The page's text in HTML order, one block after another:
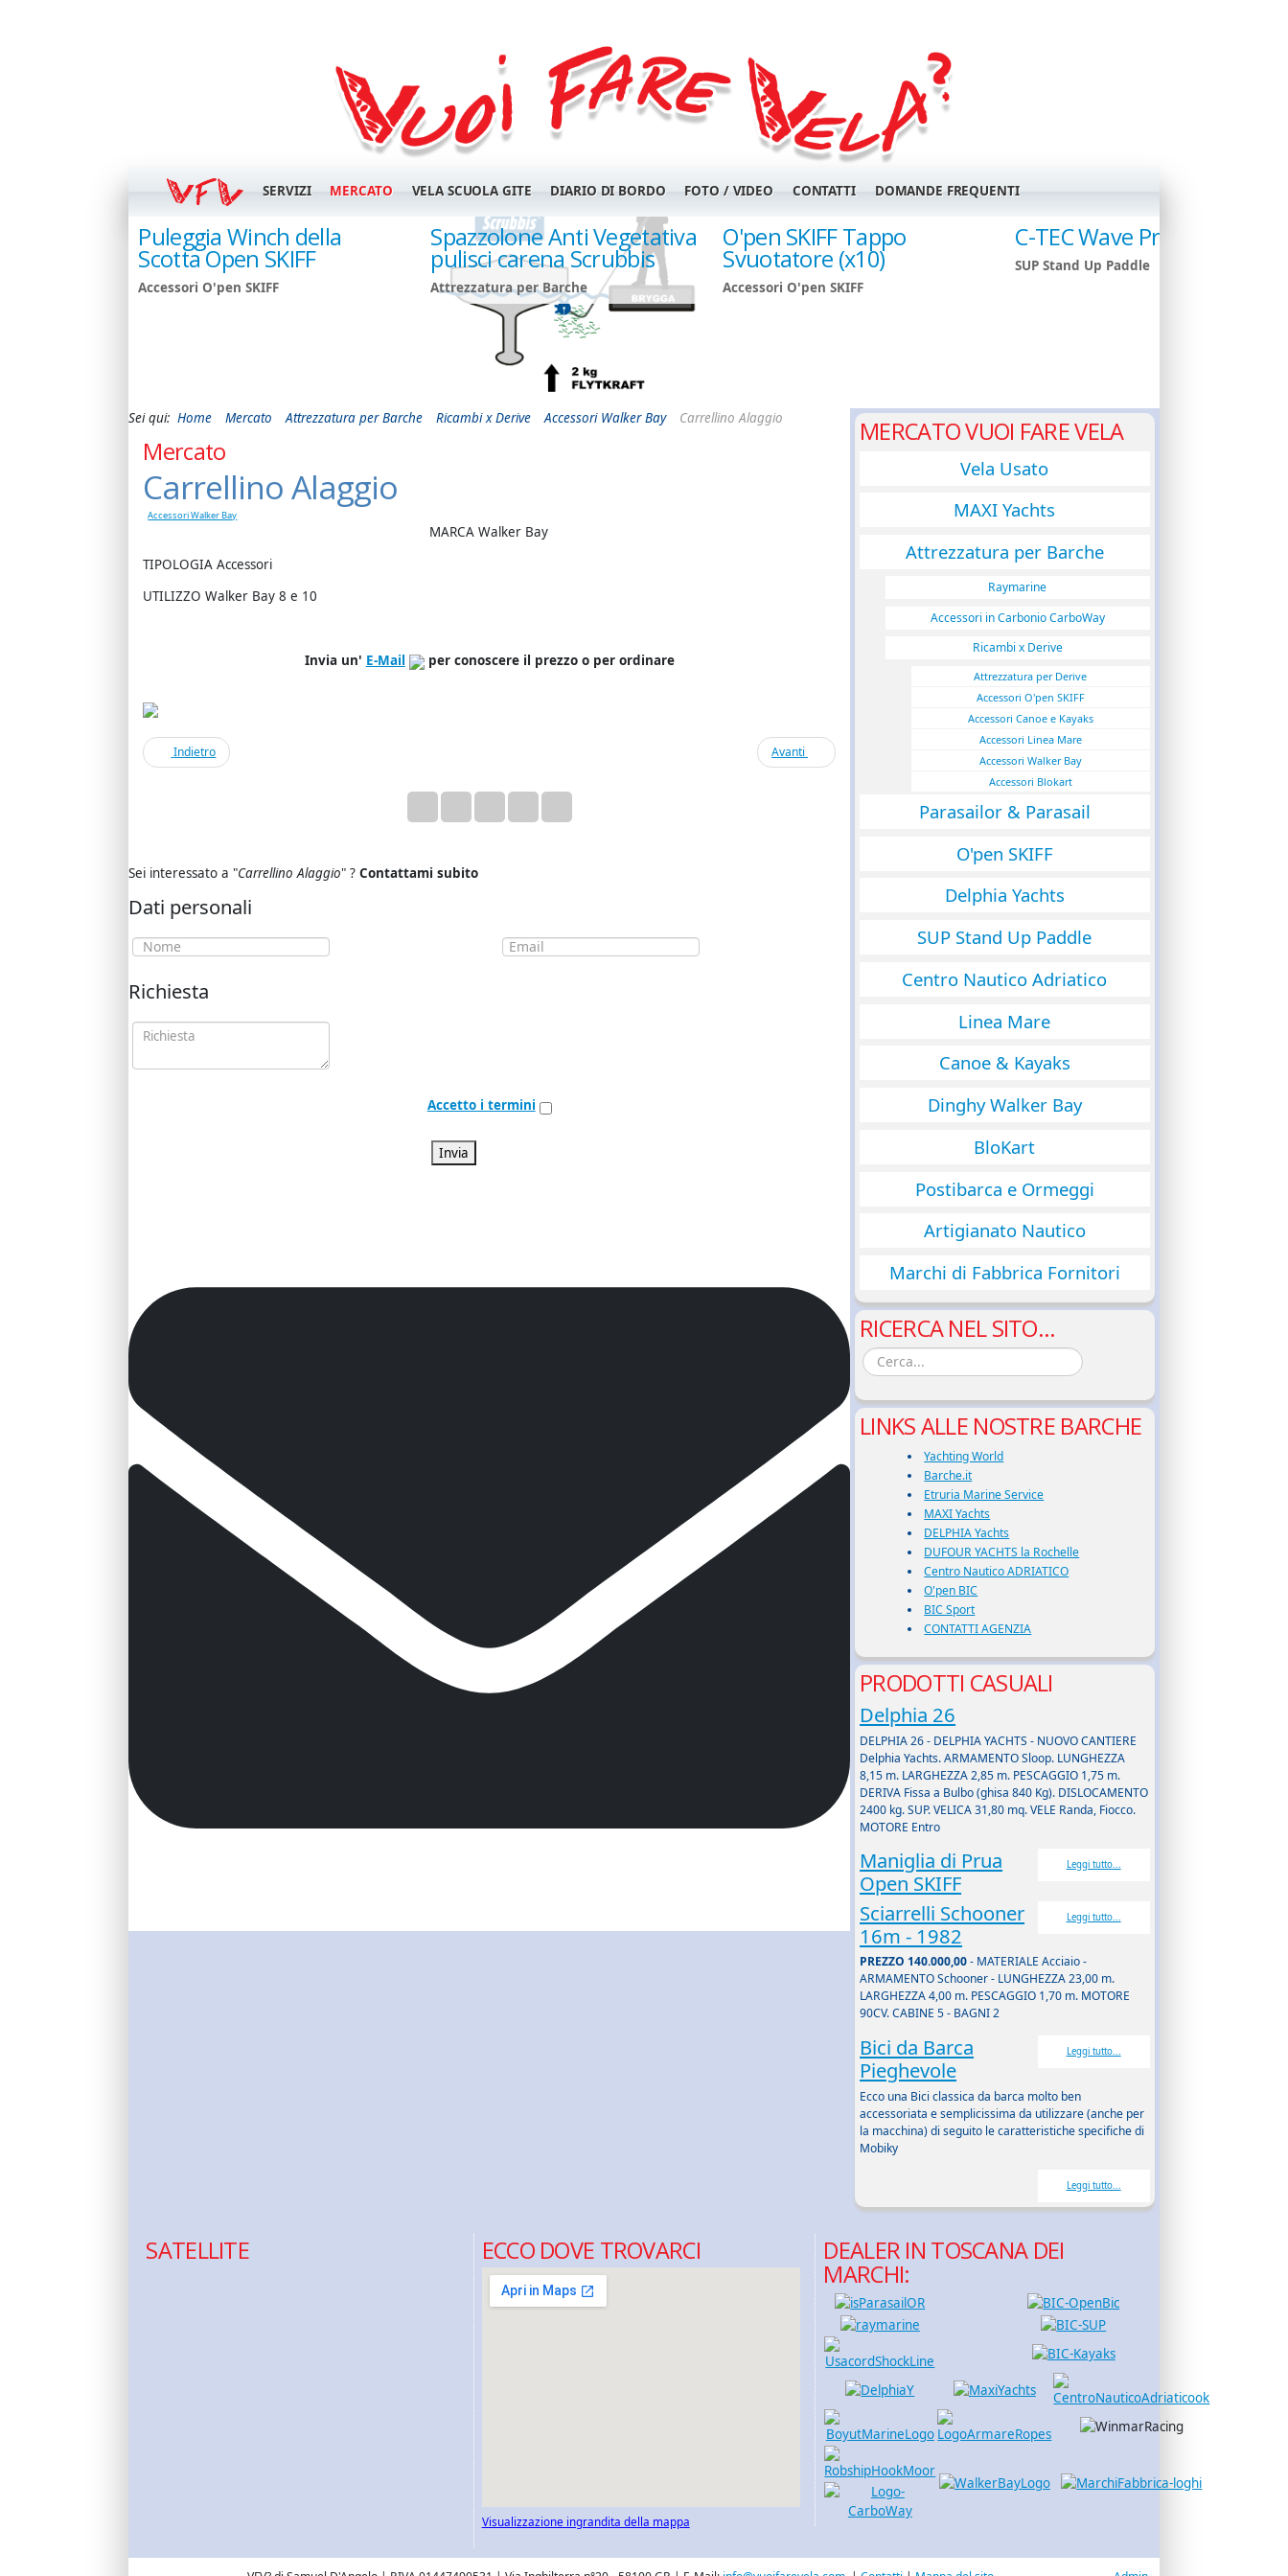
SERVIZI MERCATO VELA SCUOLA GITE DIARIO DI BORDO FOTO / VIDEO CONTATTI DOMANDE FREQUENTI
Puleggia Winch della
Scotta Open SKIFF
Accessori O'pen SKIFF
Spazzolone Anti Vegetativa
pulisci carena Scrubbis
Attrezzatura per Barche
O'pen SKIFF Tappo
Svuotatore (x10)
Accessori O'pen SKIFF
C-TEC Wave Pro
SUP Stand Up Paddle
Sei qui:Home Mercato Attrezzatura per Barche Ricambi x Derive Accessori Walker Bay Carrellino Alaggio
Mercato
Carrellino Alaggio
Accessori Walker Bay
MARCA Walker Bay
TIPOLOGIA Accessori
UTILIZZO Walker Bay 8 e 10
Invia un' E-Mail per conoscere il prezzo o per ordinare
Indietro Avanti
Sei interessato a "Carrellino Alaggio" ?Contattami subito
Dati personali
Richiesta
Accetto i termini
Invia
MERCATO VUOI FARE VELA
Vela Usato
MAXI Yachts
Attrezzatura per Barche
Raymarine
Accessori in Carbonio CarboWay
Ricambi x Derive
Attrezzatura per Derive
Accessori O'pen SKIFF
Accessori Canoe e Kayaks
Accessori Linea Mare
Accessori Walker Bay
Accessori Blokart
Parasailor & Parasail
O'pen SKIFF
Delphia Yachts
SUP Stand Up Paddle
Centro Nautico Adriatico
Linea Mare
Canoe & Kayaks
Dinghy Walker Bay
BloKart
Postibarca e Ormeggi
Artigianato Nautico
Marchi di Fabbrica Fornitori
RICERCA NEL SITO...
LINKS ALLE NOSTRE BARCHE
Yachting World
Barche.it
Etruria Marine Service
MAXI Yachts
DELPHIA Yachts
DUFOUR YACHTS la Rochelle
Centro Nautico ADRIATICO
O'pen BIC
BIC Sport
CONTATTI AGENZIA
PRODOTTI CASUALI
Delphia 26
DELPHIA 26 - DELPHIA YACHTS - NUOVO CANTIERE
Delphia Yachts. ARMAMENTO Sloop. LUNGHEZZA
8,15 m. LARGHEZZA 2,85 m. PESCAGGIO 1,75 m.
DERIVA Fissa a Bulbo (ghisa 840 Kg). DISLOCAMENTO
2400 kg. SUP. VELICA 31,80 mq. VELE Randa, Fiocco.
MOTORE Entro
Leggi tutto...
Maniglia di Prua
Open SKIFF
Leggi tutto...
Sciarrelli Schooner
16m - 1982
PREZZO 140.000,00- MATERIALE Acciaio -
ARMAMENTO Schooner - LUNGHEZZA 23,00 m.
LARGHEZZA 4,00 m. PESCAGGIO 1,70 m. MOTORE
90CV. CABINE 5 - BAGNI 2
Leggi tutto...
Bici da Barca
Pieghevole
Ecco una Bici classica da barca molto ben
accessoriata e semplicissima da utilizzare (anche per
la macchina) di seguito le caratteristiche specifiche di
Mobiky
Leggi tutto...
SATELLITE ECCO DOVE TROVARCI
Visualizzazione ingrandita della mappa
DEALER IN TOSCANA DEI
MARCHI: